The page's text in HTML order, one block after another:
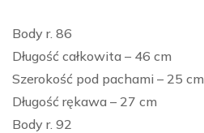
Body r. 86
Długość całkowita – 46 cm
Szerokość pod pachami – 25 cm
Długość rękawa – 27 cm
Body r. 92